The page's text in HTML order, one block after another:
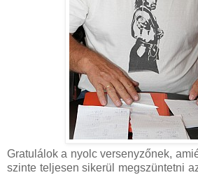
Gratulálok a nyolc versenyzőnek,
szinte teljesen sikerül megszüntetni